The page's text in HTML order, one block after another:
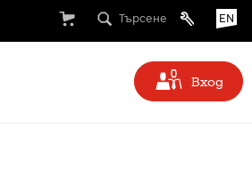
Търсене EN
Вход